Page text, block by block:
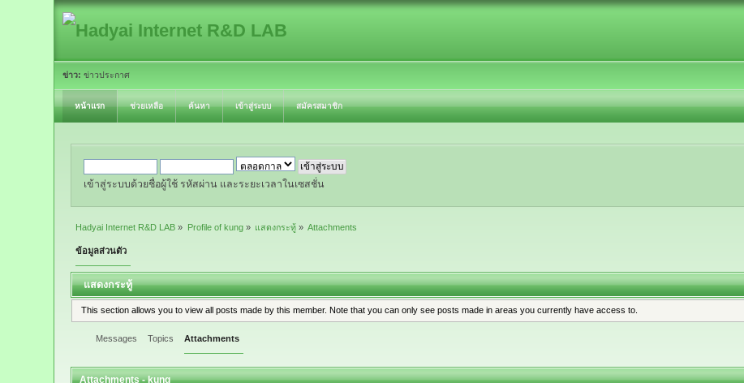
ข่าว: ข่าวประกาศ
หน้าแรก ช่วยเหลือ ค้นหา เข้าสู่ระบบ สมัครสมาชิก
เข้าสู่ระบบด้วยชื่อผู้ใช้ รหัสผ่าน และระยะเวลาในเซสชั่น
Hadyai Internet R&D LAB » Profile of kung» แสดงกระทู้ » Attachments
ข้อมูลส่วนตัว
แสดงกระทู้
This section allows you to view all posts made by this member. Note that you can only see posts made in areas you currently have access to.
Messages Topics Attachments
Attachments - kung